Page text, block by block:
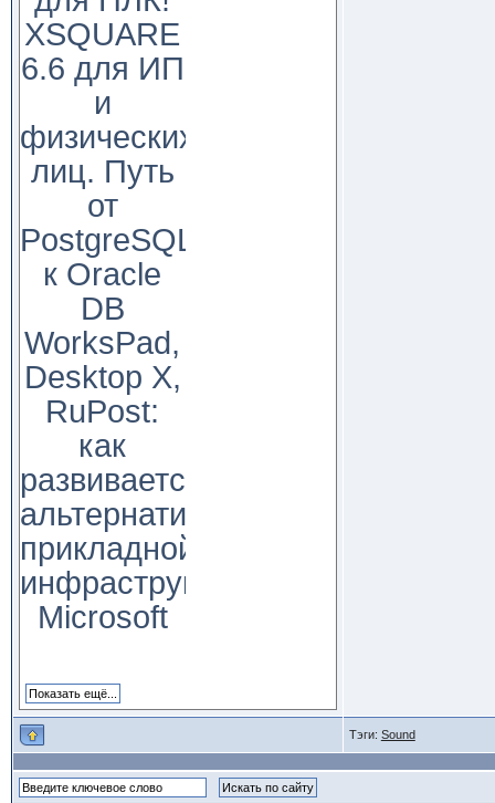
XSQUARE
6.6 для ИП
и
физических
лиц. Путь
от
PostgreSQL
к Oracle
DB
WorksPad,
Desktop X,
RuPost:
как
развивается
альтернатива
прикладной
инфраструктуре
Microsoft
Тэги: Sound